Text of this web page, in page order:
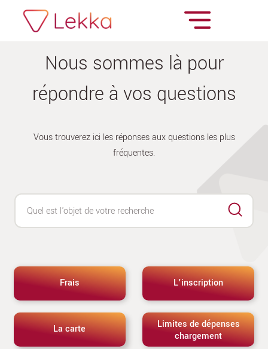
Nous sommes là pour
répondre à vos questions
Vous trouverez ici les réponses aux questions les plus
fréquentes.
Frais L'inscription
La carte
Limites de dépenses
chargement